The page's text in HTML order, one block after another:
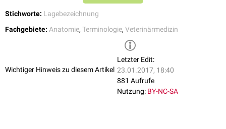
Stichworte: Lagebezeichnung
Fachgebiete: Anatomie, Terminologie, Veterinärmedizin
Wichtiger Hinweis zu diesem Artikel
Letzter Edit:
23.01.2017, 18:40
881 Aufrufe
Nutzung: BY-NC-SA